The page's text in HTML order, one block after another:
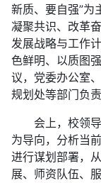
新质、要自强”为
凝聚共识、改革
发展战略与工作
色鲜明、以质图
议，党委办公室
规划处等部门负
会上，校领导
为导向，分析当
进行谋划部署，
展、师资队伍、